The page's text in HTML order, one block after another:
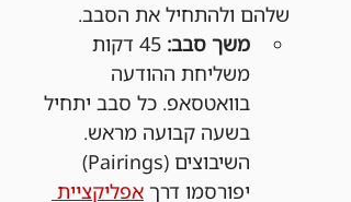
שלהם ולהתחיל את הסבב.
משך סבב:
45 דקות
משליחת ההודעה
בוואטסאפ. כל סבב יתחיל
בשעה קבועה מראש.
השיבוצים (Pairings)
יפורסמו דרך אפליקציית